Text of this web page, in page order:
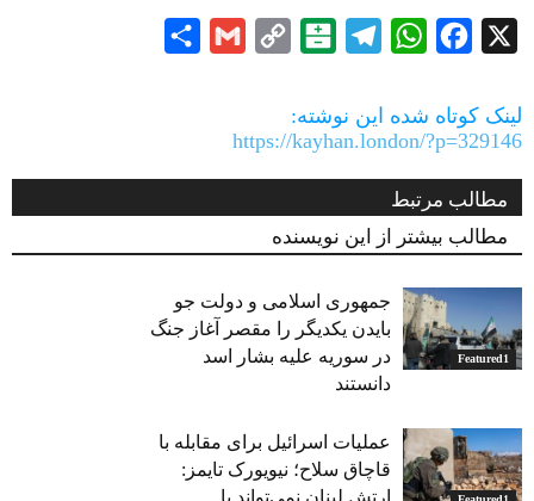
X
Facebook
WhatsApp
Telegram
Balatarin
Copy
Gmail
لینک کوتاه شده این نوشته:
https://kayhan.london/?p=329146
مطالب مرتبط
مطالب بیشتر از این نویسنده
Featured1
جمهوری اسلامی و دولت جو
بایدن یکدیگر را مقصر آغاز جنگ
در سوریه علیه بشار اسد
دانستند
عملیات اسرائیل برای مقابله با
قاچاق سلاح؛ نیویورک تایمز: